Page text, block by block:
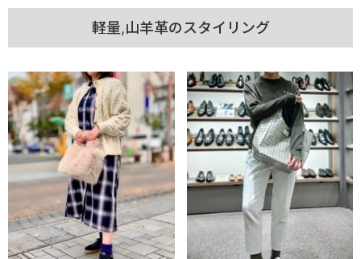
軽量,山羊革のスタイリング